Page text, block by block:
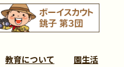
教育について 園生活